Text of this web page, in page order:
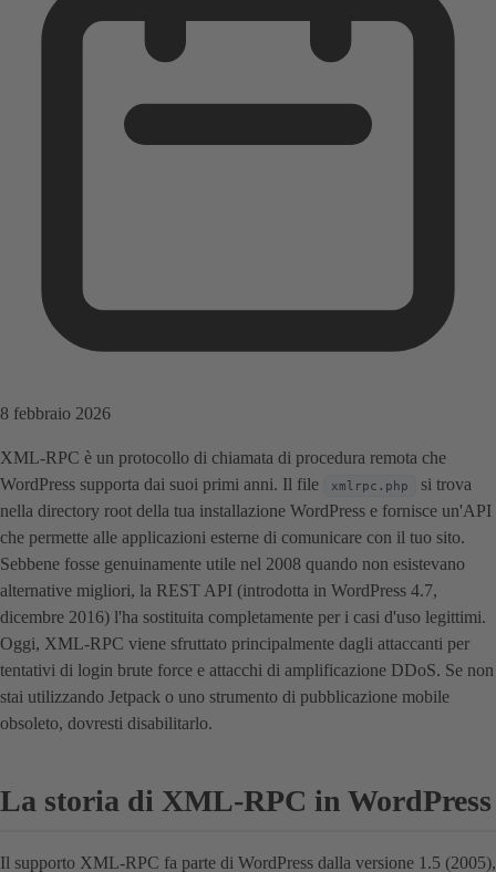
8 febbraio 2026
XML-RPC è un protocollo di chiamata di procedura remota che
WordPress supporta dai suoi primi anni. Il file
xmlrpc.php
si trova
nella directory root della tua installazione WordPress e fornisce un'API
che permette alle applicazioni esterne di comunicare con il tuo sito.
Sebbene fosse genuinamente utile nel 2008 quando non esistevano
alternative migliori, la REST API (introdotta in WordPress 4.7,
dicembre 2016) l'ha sostituita completamente per i casi d'uso legittimi.
Oggi, XML-RPC viene sfruttato principalmente dagli attaccanti per
tentativi di login brute force e attacchi di amplificazione DDoS. Se non
stai utilizzando Jetpack o uno strumento di pubblicazione mobile
obsoleto, dovresti disabilitarlo.
La storia di XML-RPC in WordPress
Il supporto XML-RPC fa parte di WordPress dalla versione 1.5 (2005),